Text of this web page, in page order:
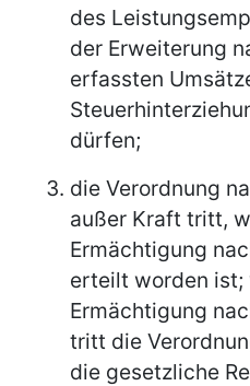
des
der Erweiterung
erfassten
dürfen;
die Verordnung
außer Kraft tritt,
Ermächtigung
erteilt worden ist;
Ermächtigung
tritt die
die gesetzliche